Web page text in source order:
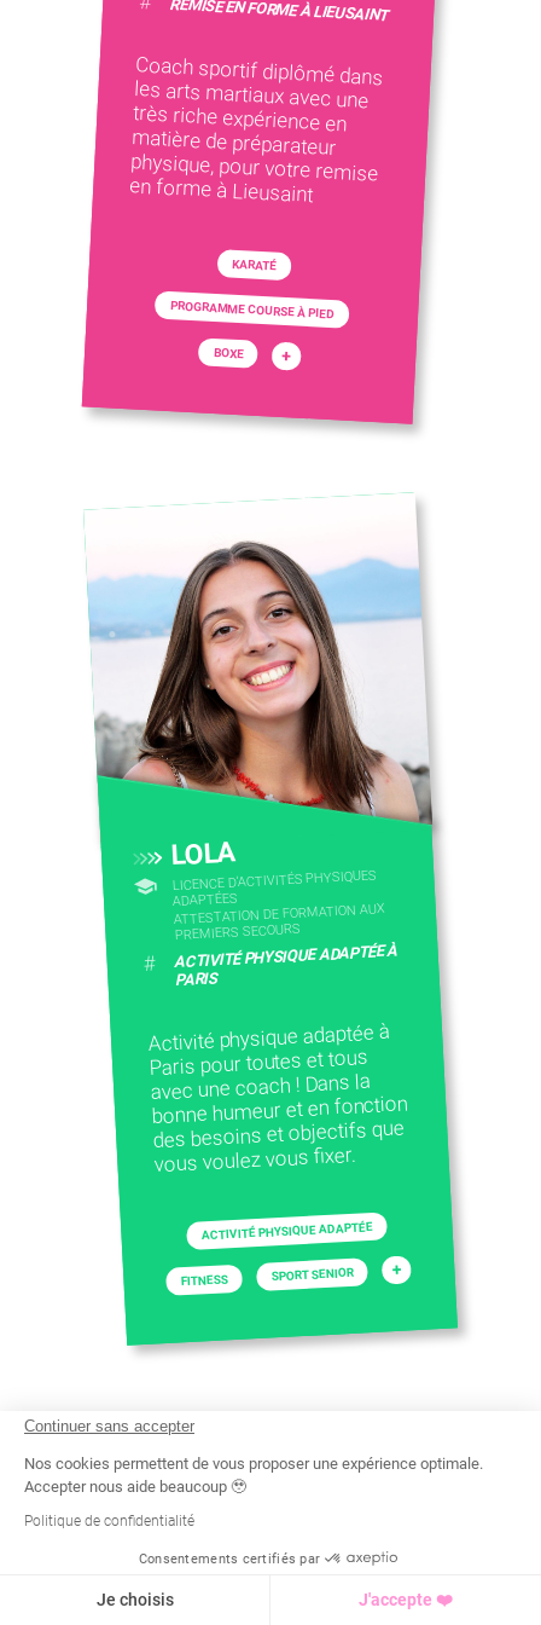
CONTACTEZ-NOUS
REMISE EN FORME À LIEUSAINT
Coach sportif diplômé dans
les arts martiaux avec une
très riche expérience en
matière de préparateur
physique, pour votre remise
en forme à Lieusaint
KARATÉ
PROGRAMME COURSE À PIED
BOXE +
LOLA
LICENCE D’ACTIVITÉS PHYSIQUES
ADAPTÉES
ATTESTATION DE FORMATION AUX
PREMIERS SECOURS
# ACTIVITÉ PHYSIQUE ADAPTÉE À
PARIS
Activité physique adaptée à
Paris pour toutes et tous
avec une coach ! Dans la
bonne humeur et en fonction
des besoins et objectifs que
vous voulez vous fixer.
ACTIVITÉ PHYSIQUE ADAPTÉE
FITNESS SPORT SENIOR +
Continuer sans accepter
Nos cookies permettent de vous proposer une expérience optimale.
Accepter nous aide beaucoup 🥹
Politique de confidentialité
Consentements certifiés par
Je choisis J'accepte ❤️